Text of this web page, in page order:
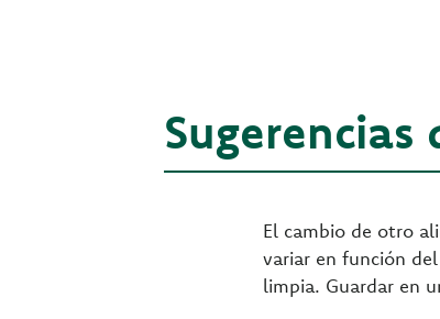
Sugerencias
El cambio de otro
variar en función
limpia. Guardar en